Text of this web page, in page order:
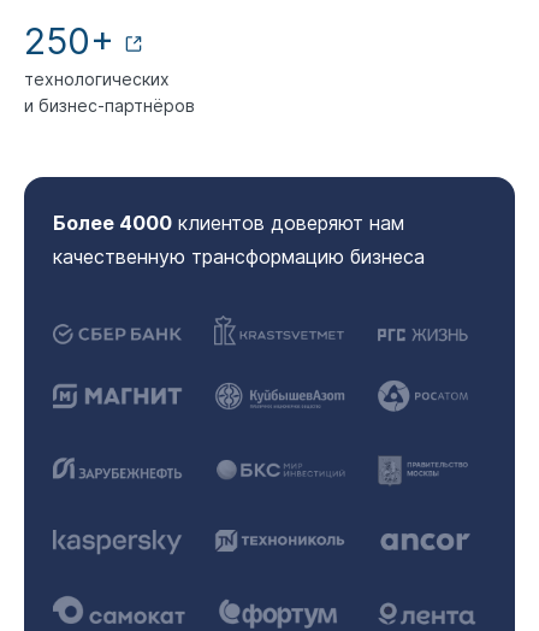
250+
технологических
и бизнес-партнёров
Более 4000 клиентов доверяют нам
качественную трансформацию бизнеса